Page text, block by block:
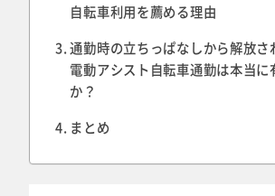
自転車利用を薦める理由
通勤時の立ちっぱなしから解放さ
電動アシスト自転車通勤は本当に
か？
まとめ